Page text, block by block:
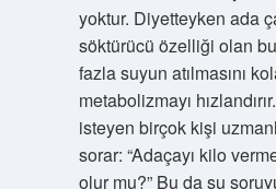
yoktur. Diyetteyken ada
söktürücü özelliği olan
fazla suyun atılmasını
metabolizmayı
isteyen birçok kişi
sorar: “Adaçayı kilo
olur mu?” Bu da şu